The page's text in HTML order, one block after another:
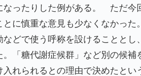
ったりした例がある。 ただ今
とに慎重な意見も少なくなかっ
どで使う呼称を設けることとし
「糖代謝症候群」など別の候補
入れられるとの理由で決めたと